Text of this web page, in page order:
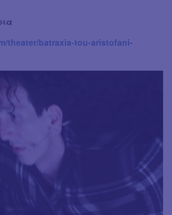
theater/batraxia-tou-aristofani-